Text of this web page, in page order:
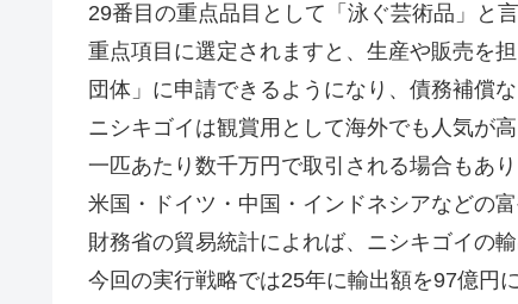
29番目の重点品目として「泳ぐ芸術品」と
重点項目に選定されますと、生産や販売を
団体」に申請できるようになり、債務補償
ニシキゴイは観賞用として海外でも人気が
一匹あたり数千万円で取引される場合もあ
米国・ドイツ・中国・インドネシアなどの
財務省の貿易統計によれば、ニシキゴイの
今回の実行戦略では25年に輸出額を97億円